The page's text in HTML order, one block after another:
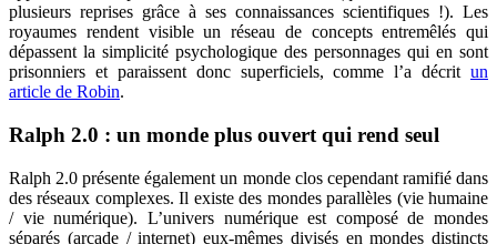
plusieurs reprises grâce à ses connaissances scientifiques !). Les
royaumes rendent visible un réseau de concepts entremêlés qui
dépassent la simplicité psychologique des personnages qui en sont
prisonniers et paraissent donc superficiels, comme l’a décrit un
article de Robin.
Ralph 2.0 : un monde plus ouvert qui rend seul
Ralph 2.0 présente également un monde clos cependant ramifié dans
des réseaux complexes. Il existe des mondes parallèles (vie humaine
/ vie numérique). L’univers numérique est composé de mondes
séparés (arcade / internet) eux-mêmes divisés en mondes distincts